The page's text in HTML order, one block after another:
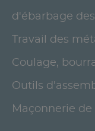
d'ébarbage
Travail des
Coulage,
Outils
Maçonnerie de